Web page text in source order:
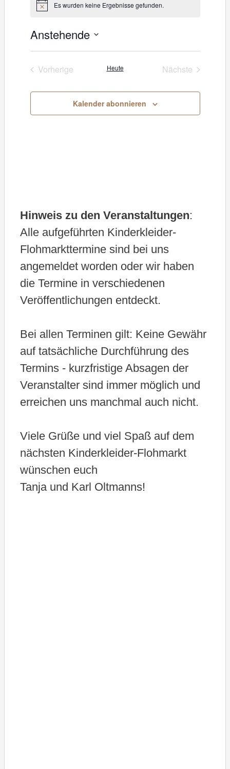
H
w
e
i
Es wurden keine Ergebnisse gefunden.
Anstehende
D
a
m
n
.
Vorherige
Heute
Nächste
Kalender abonnieren
Hinweis zu den Veranstaltungen:
Alle aufgeführten Kinderkleider-
Flohmarkttermine sind bei uns
angemeldet worden oder wir haben
die Termine in verschiedenen
Veröffentlichungen entdeckt.
Bei allen Terminen gilt: Keine Gewähr
auf tatsächliche Durchführung des
Termins - kurzfristige Absagen der
Veranstalter sind immer möglich und
erreichen uns manchmal auch nicht.
Viele Grüße und viel Spaß auf dem
nächsten Kinderkleider-Flohmarkt
wünschen euch
Tanja und Karl Oltmanns!